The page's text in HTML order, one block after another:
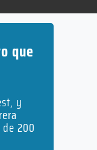
que
y
200